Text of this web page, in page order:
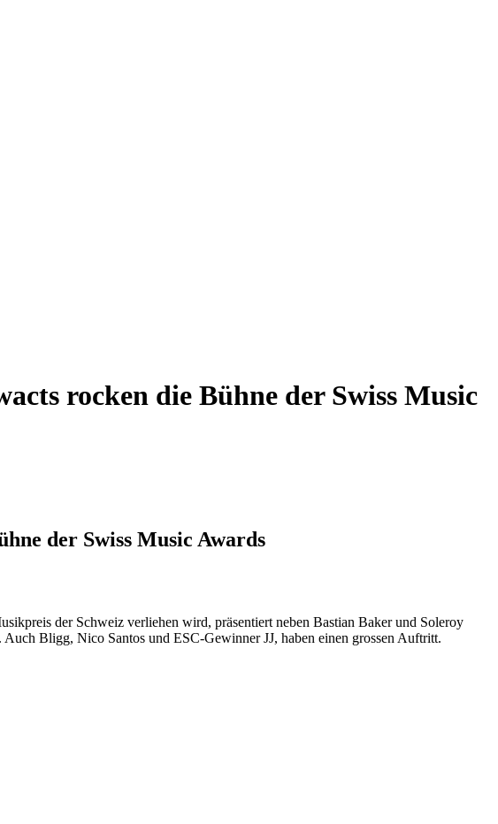
rocken die Bühne der Swiss Music
der Swiss Music Awards
der Schweiz verliehen wird, präsentiert neben Bastian Baker und Soleroy
Bligg, Nico Santos und ESC-Gewinner JJ, haben einen grossen Auftritt.